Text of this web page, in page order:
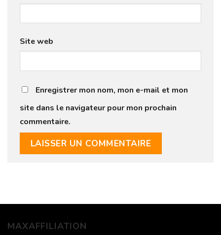
Site web
Enregistrer mon nom, mon e-mail et mon
site dans le navigateur pour mon prochain
commentaire.
MAXAFFILIATION